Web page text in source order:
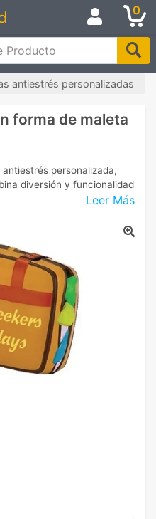
0
antiestrés personalizadas
forma de maleta
Leer Más
personalizada,
diversión y funcionalidad